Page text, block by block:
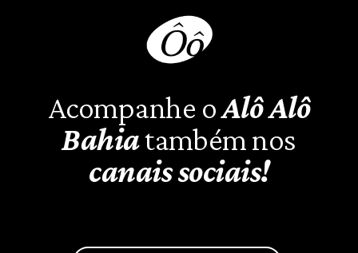
Acompanhe oAlô Alô
Bahiatambém nos
canais sociais!